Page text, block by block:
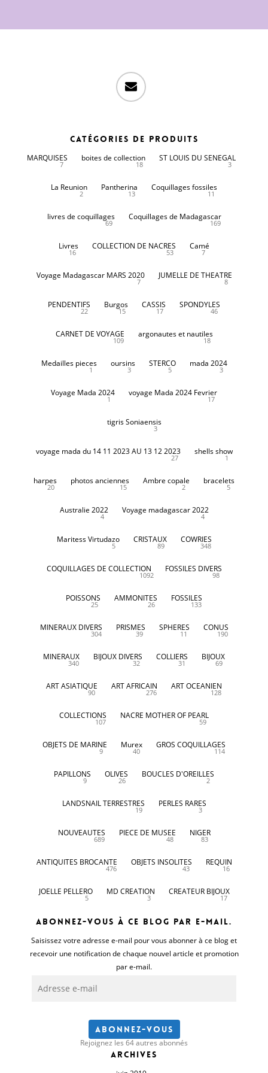
email
Catégories de produits
MARQUISES
7
boites de collection
18
ST LOUIS DU SENEGAL
3
La Reunion
2
Pantherina
13
Coquillages fossiles
11
livres de coquillages
69
Coquillages de Madagascar
169
Livres
16
COLLECTION DE NACRES
53
Camé
7
Voyage Madagascar MARS 2020
7
JUMELLE DE THEATRE
8
PENDENTIFS
22
Burgos
15
CASSIS
17
SPONDYLES
46
CARNET DE VOYAGE
109
argonautes et nautiles
18
Medailles pieces
1
oursins
3
STERCO
5
mada 2024
3
Voyage Mada 2024
1
voyage Mada 2024 Fevrier
17
tigris Soniaensis
3
voyage mada du 14 11 2023 AU 13 12 2023
27
shells show
1
harpes
20
photos anciennes
15
Ambre copale
2
bracelets
5
Australie 2022
4
Voyage madagascar 2022
4
Maritess Virtudazo
5
CRISTAUX
89
COWRIES
348
COQUILLAGES DE COLLECTION
1092
FOSSILES DIVERS
98
POISSONS
25
AMMONITES
26
FOSSILES
133
MINERAUX DIVERS
304
PRISMES
39
SPHERES
11
CONUS
190
MINERAUX
340
BIJOUX DIVERS
32
COLLIERS
31
BIJOUX
69
ART ASIATIQUE
90
ART AFRICAIN
276
ART OCEANIEN
128
COLLECTIONS
107
NACRE MOTHER OF PEARL
59
OBJETS DE MARINE
9
Murex
40
GROS COQUILLAGES
114
PAPILLONS
9
OLIVES
26
BOUCLES D'OREILLES
2
LANDSNAIL TERRESTRES
19
PERLES RARES
3
NOUVEAUTES
689
PIECE DE MUSEE
48
NIGER
83
ANTIQUITES BROCANTE
476
OBJETS INSOLITES
43
REQUIN
16
JOELLE PELLERO
5
MD CREATION
3
CREATEUR BIJOUX
17
Abonnez-vous à ce blog par e-mail.
Saisissez votre adresse e-mail pour vous abonner à ce blog et
recevoir une notification de chaque nouvel article et promotion
par e-mail.
e-
Abonnez-vous
Rejoignez les 64 autres abonnés
Archives